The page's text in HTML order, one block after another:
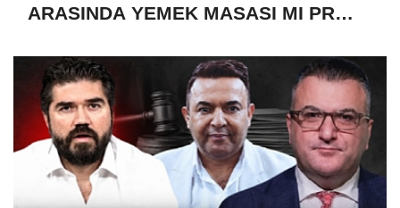
ARASINDA YEMEK MASASI MI PR